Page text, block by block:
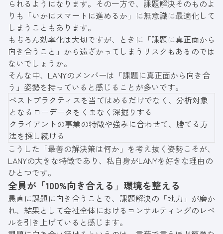
られるようになります。その一方で、課題解決そのものよ
りも「いかにスマートに進めるか」に無意識に最適化して
しまうこともあります。
もちろん効率化は大切ですが、ときに「課題に真正面から
向き合うこと」から遠ざかってしまうリスクもあるのでは
ないでしょうか。
そんな中、LANYのメンバーは「課題に真正面から向き合
う」姿勢を持っていると感じることが多いです。
ベストプラクティスを当てはめるだけでなく、分析対象
となるローデータをくまなく深掘りする
クライアントの事業の特徴や強みに合わせて、勝てる方
法を探し続ける
こうした「最善の解決策は何か」を考え抜く姿勢こそが、
LANYの大きな特徴であり、私自身がLANYを好きな理由の
ひとつです。
全員が「100%向き合える」環境を整える
愚直に課題に向き合うことで、課題解決の「地力」が磨か
れ、結果として会社全体におけるコンサルティングのレベ
ルを引き上げていると感じます。